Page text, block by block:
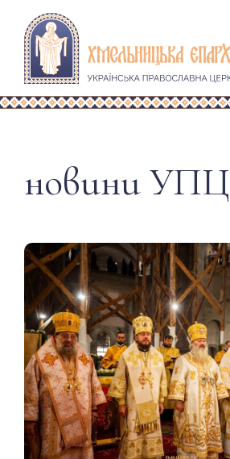
новини УПЦ